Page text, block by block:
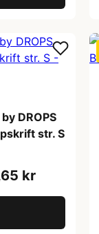
DROPS
str. S
kr